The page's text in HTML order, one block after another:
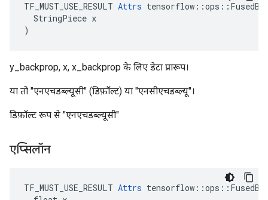
TF_MUST_USE_RESULT Attrs
  StringPiece x
)
y_backprop, x, x_backprop के लिए डेटा प्रारूप।
या तो "एनएचडब्ल्यूसी" (डिफ़ॉल्ट) या "एनसीएचडब्ल्यू"।
डिफ़ॉल्ट रूप से "एनएचडब्ल्यूसी"
एप्सिलॉन
TF_MUST_USE_RESULT Attrs